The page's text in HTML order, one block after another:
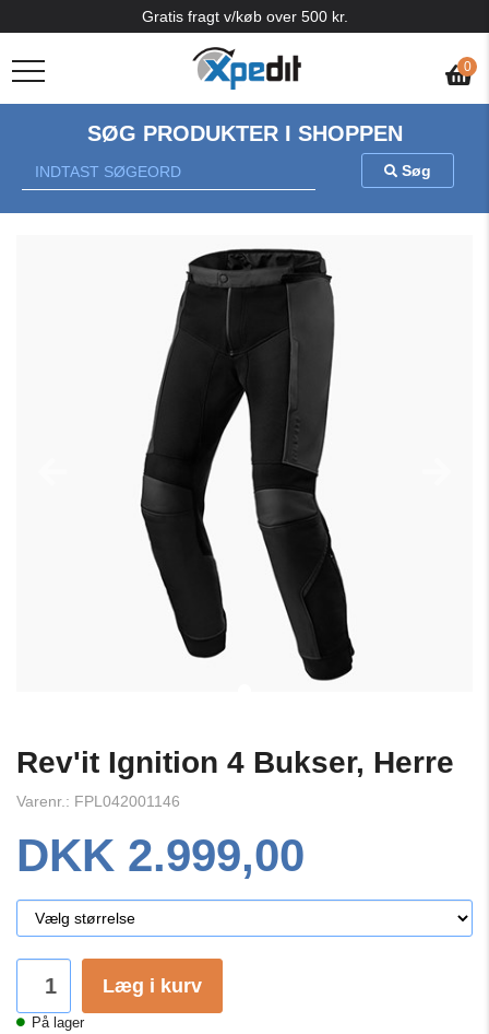
0
Gratis fragt v/køb over 500 kr.
SØG PRODUKTER I SHOPPEN
Søg
Rev'it Ignition 4 Bukser, Herre
Varenr.: FPL042001146
DKK 2.999,00
Læg i kurv
På lager